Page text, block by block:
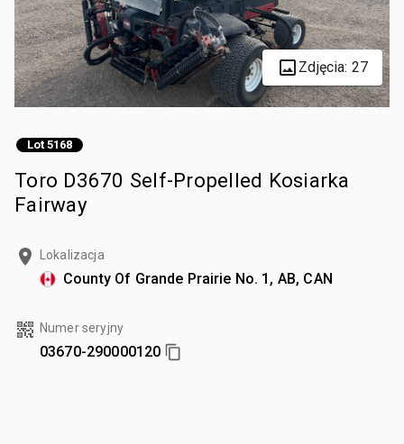
Zdjęcia: 27
Lot 5168
Toro D3670 Self-Propelled Kosiarka
Fairway
Lokalizacja
County Of Grande Prairie No. 1, AB, CAN
Numer seryjny
03670-290000120